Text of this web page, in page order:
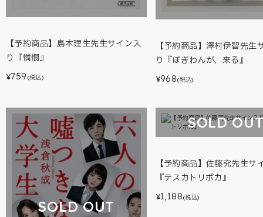
【予約商品】島本理生先生サイン入
り『憐憫』
¥759 (税込)
【予約商品】澤村伊智先生
り『ぼぎわんが、来る』
¥968(税込)
SOLD OUT
SOLD
【予約商品】佐藤究先生サ
『テスカトリポカ』
¥1,188(税込)